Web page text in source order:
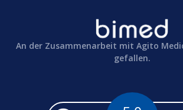
An der Zusammenarbeit mit Agito
gefallen.